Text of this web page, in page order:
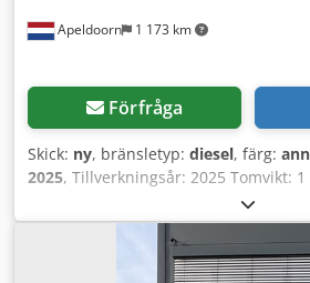
Apeldoorn 1 173 km
Förfråga
Skick: ny, bränsletyp: diesel, färg:
2025, Tillverkningsår: 2025 Tomvikt:
cm Styrning: stel CE-märkning: ja
Tekniskt skick: mycket bra Crodpfx
skick: mycket bra Ny
kompaktlastare, 244 cm bred, inkl. 2